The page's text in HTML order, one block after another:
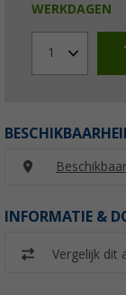
WERKDAGEN
1
INFORMATIE &
Vergelijk dit